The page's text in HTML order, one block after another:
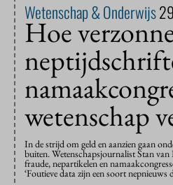
Wetenschap & Onderwijs
Hoe
wetenschap
In de strijd om geld en aanzien gaan
buiten. Wetenschapsjournalist Stan
fraude, nepartikelen en
‘Foutieve data zijn een soort nepnieuws